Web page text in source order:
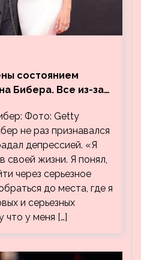
состоянием
Бибера. Все из-за
Фото: Getty
не раз признавался
депрессией. «Я
своей жизни. Я понял,
через серьезное
до места, где я
и серьезных
что у меня […]